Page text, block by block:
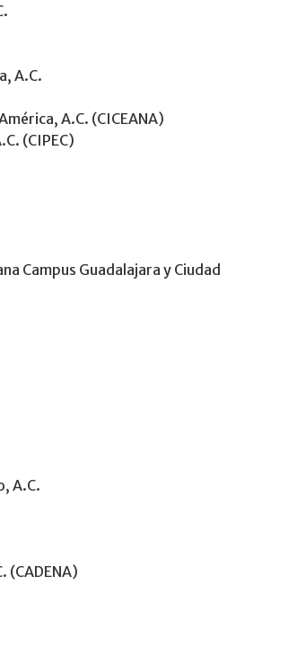
A.C.
A.C. (CICEANA)
(CIPEC)
Campus Guadalajara y Ciudad
A.C.
(CADENA)